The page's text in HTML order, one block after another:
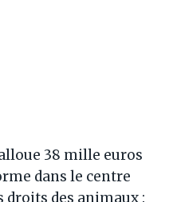
38 mille euros
dans le centre
des animaux :